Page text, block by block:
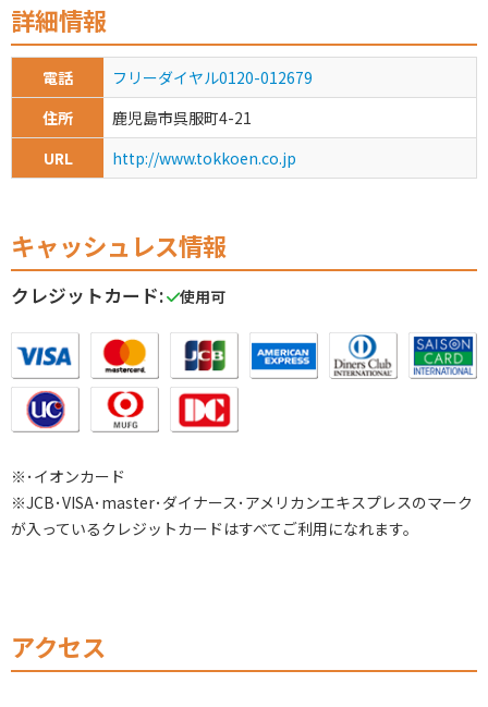
詳細情報
電話
フリーダイヤル0120-012679
住所
鹿児島市呉服町4-21
URL
http://www.tokkoen.co.jp
キャッシュレス情報
クレジットカード: 使用可
※･イオンカード
※JCB･VISA･master･ダイナース･アメリカンエキスプレスのマーク
が入っているクレジットカードはすべてご利用になれます。
アクセス